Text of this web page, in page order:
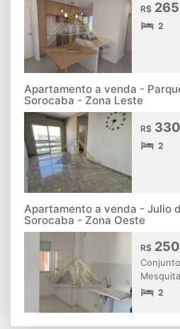
R$
2
Apartamento a venda -
Sorocaba - Zona Leste
R$
2
Apartamento a venda - Julio
Sorocaba - Zona Oeste
R$
2